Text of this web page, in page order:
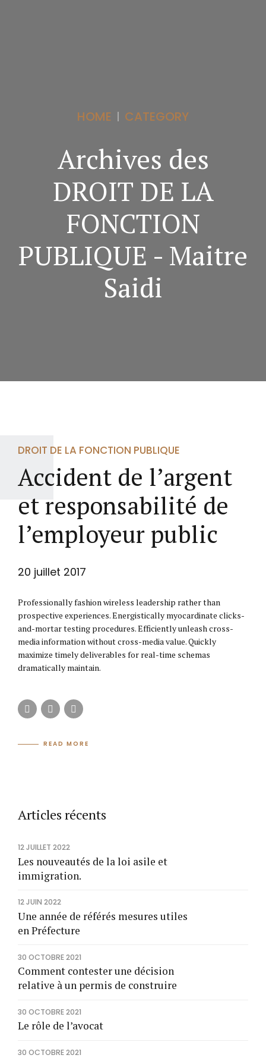
HOME CATEGORY
Archives des
DROIT DE LA
FONCTION
PUBLIQUE - Maitre
Saidi
DROIT DE LA FONCTION PUBLIQUE
Accident de l’argent
et responsabilité de
l’employeur public
20 juillet 2017
Professionally fashion wireless leadership rather than
prospective experiences. Energistically myocardinate clicks-
and-mortar testing procedures. Efficiently unleash cross-
media information without cross-media value. Quickly
maximize timely deliverables for real-time schemas
dramatically maintain.
READ MORE
Articles récents
12 JUILLET 2022
Les nouveautés de la loi asile et
immigration.
12 JUIN 2022
Une année de référés mesures utiles
en Préfecture
30 OCTOBRE 2021
Comment contester une décision
relative à un permis de construire
30 OCTOBRE 2021
Le rôle de l’avocat
30 OCTOBRE 2021